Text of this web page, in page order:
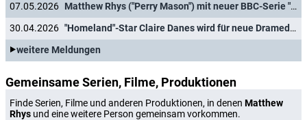
07.05.2026
Matthew Rhys ("Perry Mason") mit neuer BBC-Serie "Dragon Slayers"
30.04.2026
"Homeland"-Star Claire Danes wird für neue Dramedy "Lovesick"
weitere Meldungen
Gemeinsame Serien, Filme, Produktionen
Finde Serien, Filme und anderen Produktionen, in denen Matthew
Rhys und eine weitere Person gemeinsam vorkommen.